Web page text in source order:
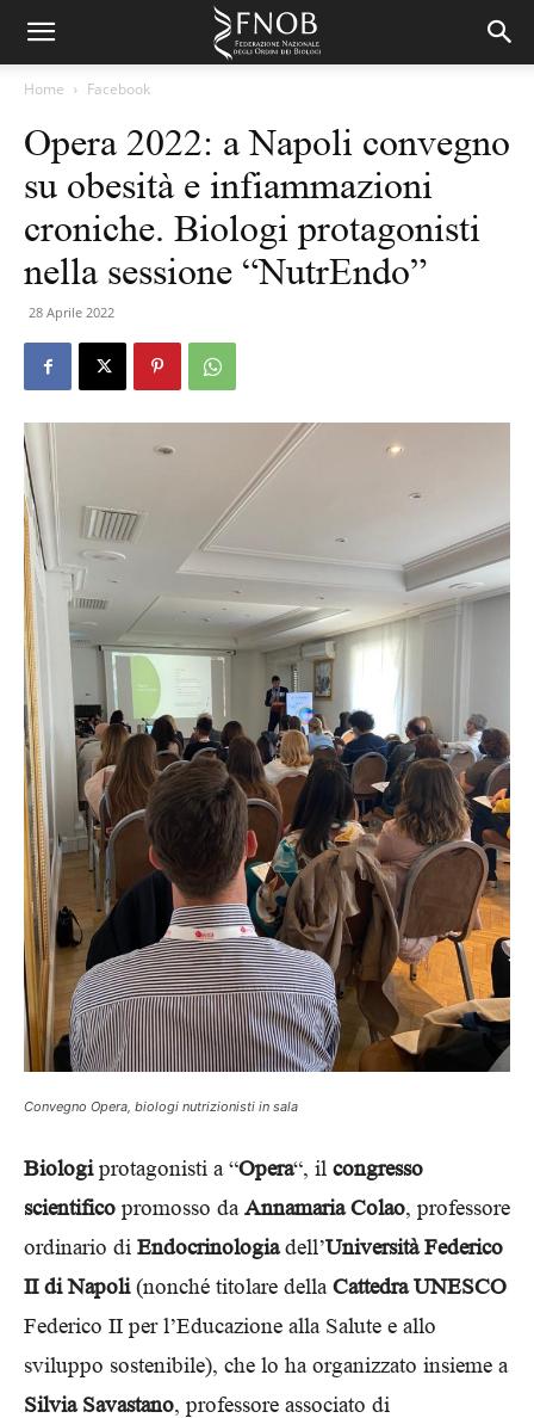
Home Facebook
Opera 2022: a Napoli convegno
su obesità e infiammazioni
croniche. Biologi protagonisti
nella sessione “NutrEndo”
28 Aprile 2022
Convegno Opera, biologi nutrizionisti in sala
Biologiprotagonisti a “Opera“, il congresso
scientifico promosso daAnnamaria Colao, professore
ordinario di Endocrinologiadell’Università Federico
II di Napoli(nonché titolare dellaCattedra UNESCO
Federico II per l’Educazione alla Salute e allo
sviluppo sostenibile), che lo ha organizzato insieme a
Silvia Savastano, professore associato di